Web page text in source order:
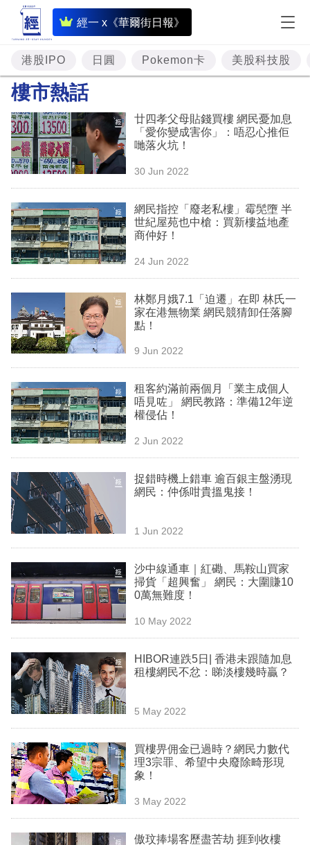
經一 x《華爾街日報》
即
時
財
經
題
投
資
樓
市
理
商
業
科
技
職
場
生
時
事
欄
訂
區
港股IPO 日圓 Pokemon卡 美股科技股
樓市熱話
廿四孝父母貼錢買樓 網民憂加息
「愛你變成害你」：唔忍心推佢
哋落火坑！
30 Jun 2022
網民指控「廢老私樓」霉髧墮 半
世紀屋苑也中槍：買新樓益地產
商仲好！
24 Jun 2022
林鄭月娥7.1「迫遷」在即 林氏一
家在港無物業 網民競猜卸任落腳
點！
9 Jun 2022
租客約滿前兩個月「業主成個人
唔見咗」 網民教路：準備12年逆
權侵佔！
2 Jun 2022
捉錯時機上錯車 逾百銀主盤湧現
網民：仲係咁貴搵鬼接！
1 Jun 2022
沙中線通車｜紅磡、馬鞍山買家
掃貨「超興奮」 網民：大圍賺10
0萬無難度！
10 May 2022
HIBOR連跌5日| 香港未跟隨加息
租樓網民不忿：睇淡樓幾時贏？
5 May 2022
買樓畀佣金已過時？網民力數代
理3宗罪、希望中央廢除畸形現
象！
3 May 2022
傲玟捧場客歷盡苦劫 捱到收樓